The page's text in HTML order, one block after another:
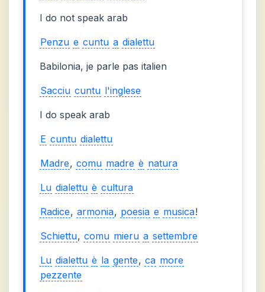
I do not speak arab
Penzu e cuntu a dialettu
Babilonia, je parle pas italien
Sacciu cuntu l'inglese
I do speak arab
E cuntu dialettu
Madre, comu madre è natura
Lu dialettu è cultura
Radice, armonia, poesia e musica!
Schiettu, comu mieru a settembre
Lu dialettu è la gente, ca more
pezzente